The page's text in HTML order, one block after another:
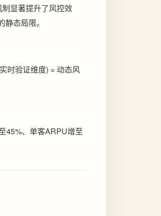
显著提升了风控效
态局限。
时验证维度) = 动态风
45%、单客ARPU增至